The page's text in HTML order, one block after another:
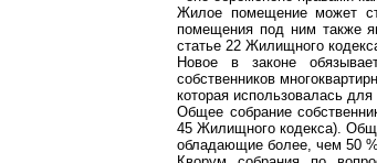
Жилое помещение может
помещения под ним также
статье 22 Жилищного
Новое в законе
собственников
которая использовалась
Общее собрание
45 Жилищного кодекса).
обладающие более, чем 50